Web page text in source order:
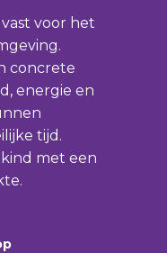
voor het
concrete
energie en
tijd.
met een